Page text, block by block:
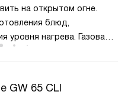
на открытом огне.
блюд,
уровня нагрева. Газовая
GW 65 CLI